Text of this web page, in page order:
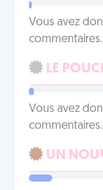
Vous avez
commentaires.
LE
Vous avez
commentaires.
UN